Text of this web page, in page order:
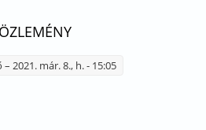
– 2021. már. 8., h. - 15:05